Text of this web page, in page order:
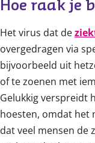
Hoe raak je
Het virus dat de
overgedragen via
bijvoorbeeld uit
of te zoenen met
Gelukkig verspreidt
hoesten, omdat het
dat veel mensen de